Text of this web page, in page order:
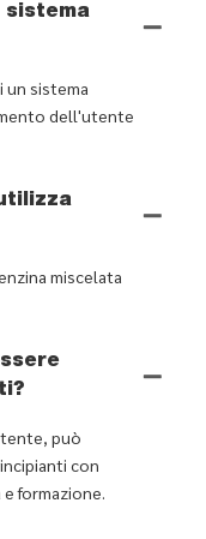
sistema
un sistema
dell'utente
miscelata
può
con
formazione.